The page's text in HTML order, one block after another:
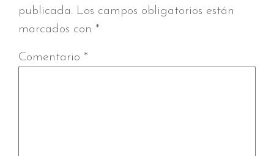
publicada. Los campos obligatorios están
marcados con *
Comentario *